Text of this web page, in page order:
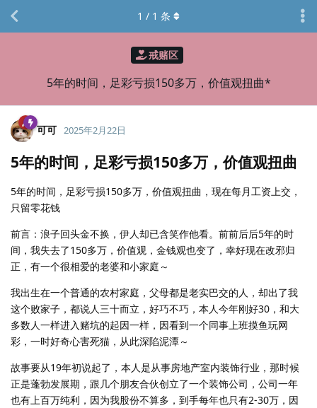
戒赌区
5年的时间，足彩亏损150多万，价值观扭曲*
1 / 1 条
可可 2025年2月22日
5年的时间，足彩亏损150多万，价值观扭曲
5年的时间，足彩亏损150多万，价值观扭曲，现在每月工资上交，
只留零花钱
前言：浪子回头金不换，伊人却已含笑作他看。前前后后5年的时
间，我失去了150多万，价值观，金钱观也变了，幸好现在改邪归
正，有一个很相爱的老婆和小家庭～
我出生在一个普通的农村家庭，父母都是老实巴交的人，却出了我
这个败家子，都说人三十而立，好巧不巧，本人今年刚好30，和大
多数人一样进入赌坑的起因一样，因看到一个同事上班摸鱼玩网
彩，一时好奇心害死猫，从此深陷泥潭～
故事要从19年初说起了，本人是从事房地产室内装饰行业，那时候
正是蓬勃发展期，跟几个朋友合伙创立了一个装饰公司，公司一年
也有上百万纯利，因为我股份不算多，到手每年也只有2-30万，因